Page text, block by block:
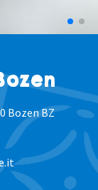
Bozen BZ